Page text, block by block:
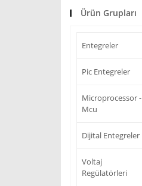
Ürün Grupları
Entegreler
Pic Entegreler
Microprocessor -
Mcu
Dijital Entegreler
Voltaj
Regülatörleri